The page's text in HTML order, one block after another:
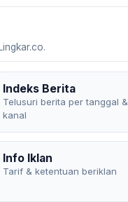
Indeks Berita
Telusuri berita per tanggal &
kanal
Info Iklan
Tarif & ketentuan beriklan